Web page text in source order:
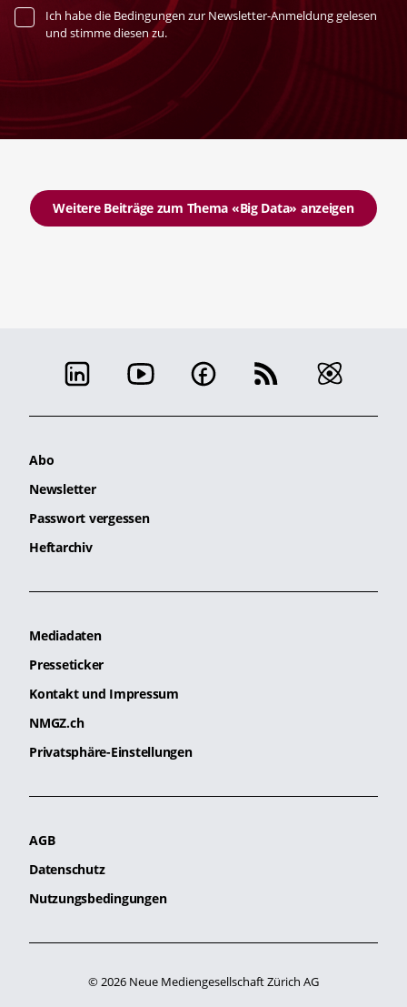
Ich habe die Bedingungen zur Newsletter-Anmeldung gelesen
und stimme diesen zu.
Weitere Beiträge zum Thema «Big Data» anzeigen
Abo
Newsletter
Passwort vergessen
Heftarchiv
Mediadaten
Presseticker
Kontakt und Impressum
NMGZ.ch
Privatsphäre-Einstellungen
AGB
Datenschutz
Nutzungsbedingungen
© 2026 Neue Mediengesellschaft Zürich AG